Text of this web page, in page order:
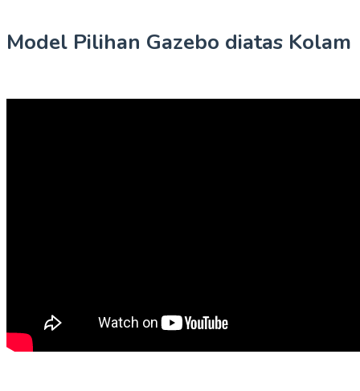
Model Pilihan Gazebo diatas Kolam